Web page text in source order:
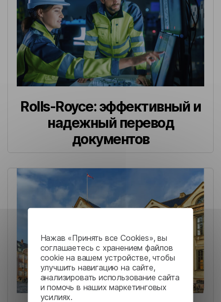
Нажав «Принять все Cookies», вы
соглашаетесь с хранением файлов
cookie на вашем устройстве, чтобы
улучшить навигацию на сайте,
анализировать использование сайта
и помочь в наших маркетинговых
усилиях.
Rolls-Royce: эффективный и
надежный перевод
документов